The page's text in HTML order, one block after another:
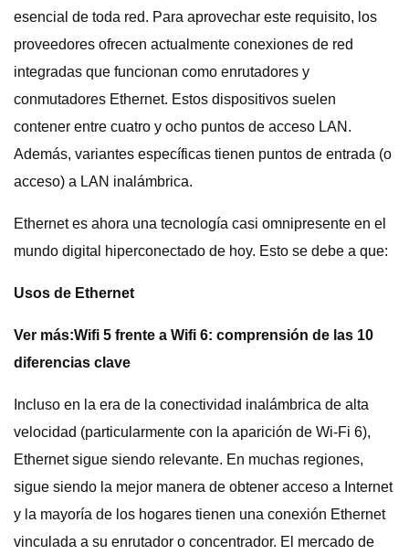
esencial de toda red. Para aprovechar este requisito, los
proveedores ofrecen actualmente conexiones de red
integradas que funcionan como enrutadores y
conmutadores Ethernet. Estos dispositivos suelen
contener entre cuatro y ocho puntos de acceso LAN.
Además, variantes específicas tienen puntos de entrada (o
acceso) a LAN inalámbrica.
Ethernet es ahora una tecnología casi omnipresente en el
mundo digital hiperconectado de hoy. Esto se debe a que:
Usos de Ethernet
Ver más:Wifi 5 frente a Wifi 6: comprensión de las 10
diferencias clave
Incluso en la era de la conectividad inalámbrica de alta
velocidad (particularmente con la aparición de Wi-Fi 6),
Ethernet sigue siendo relevante. En muchas regiones,
sigue siendo la mejor manera de obtener acceso a Internet
y la mayoría de los hogares tienen una conexión Ethernet
vinculada a su enrutador o concentrador. El mercado de